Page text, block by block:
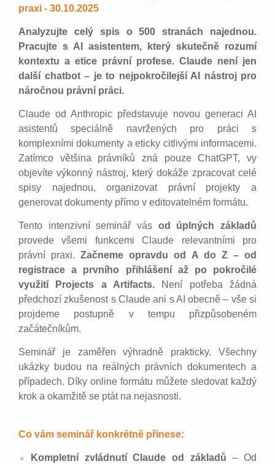
praxi - 30.10.2025
Analyzujte celý spis o 500 stranách najednou.
Pracujte s AI asistentem, který skutečně rozumí
kontextu a etice právní profese. Claude není jen
další chatbot – je to nejpokročilejší AI nástroj pro
náročnou právní práci.
Claude od Anthropic představuje novou generaci AI
asistentů speciálně navržených pro práci s
komplexními dokumenty a eticky citlivými informacemi.
Zatímco většina právníků zná pouze ChatGPT, vy
objevíte výkonný nástroj, který dokáže zpracovat celé
spisy najednou, organizovat právní projekty a
generovat dokumenty přímo v editovatelném formátu.
Tento intenzivní seminář vás od úplných základů
provede všemi funkcemi Claude relevantními pro
právní praxi.Začneme opravdu od A do Z – od
registrace a prvního přihlášení až po pokročilé
využití Projects a Artifacts. Není potřeba žádná
předchozí zkušenost s Claude ani s AI obecně – vše si
projdeme postupně v tempu přizpůsobeném
začátečníkům.
Seminář je zaměřen výhradně prakticky. Všechny
ukázky budou na reálných právních dokumentech a
případech. Díky online formátu můžete sledovat každý
krok a okamžitě se ptát na nejasnosti.
Co vám seminář konkrétně přinese:
Kompletní zvládnutí Claude od základů – Od